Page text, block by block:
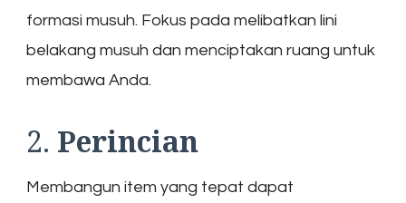
formasi musuh. Fokus pada melibatkan lini
belakang musuh dan menciptakan ruang untuk
membawa Anda.
2. Perincian
Membangun item yang tepat dapat